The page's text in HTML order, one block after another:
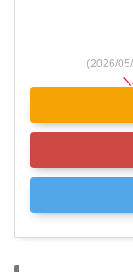
(2026/